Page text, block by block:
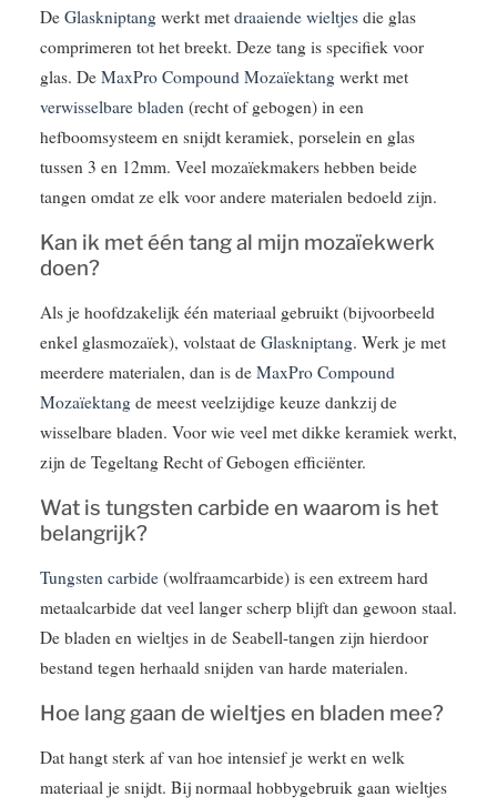
De Glaskniptang werkt met draaiende wieltjes die glas
comprimeren tot het breekt. Deze tang is specifiek voor
glas. De MaxPro Compound Mozaïektang werkt met
verwisselbare bladen (recht of gebogen) in een
hefboomsysteem en snijdt keramiek, porselein en glas
tussen 3 en 12mm. Veel mozaïekmakers hebben beide
tangen omdat ze elk voor andere materialen bedoeld zijn.
Kan ik met één tang al mijn mozaïekwerk
doen?
Als je hoofdzakelijk één materiaal gebruikt (bijvoorbeeld
enkel glasmozaïek), volstaat de Glaskniptang. Werk je met
meerdere materialen, dan is de MaxPro Compound
Mozaïektang de meest veelzijdige keuze dankzij de
wisselbare bladen. Voor wie veel met dikke keramiek werkt,
zijn de Tegeltang Recht of Gebogen efficiënter.
Wat is tungsten carbide en waarom is het
belangrijk?
Tungsten carbide (wolfraamcarbide) is een extreem hard
metaalcarbide dat veel langer scherp blijft dan gewoon staal.
De bladen en wieltjes in de Seabell-tangen zijn hierdoor
bestand tegen herhaald snijden van harde materialen.
Hoe lang gaan de wieltjes en bladen mee?
Dat hangt sterk af van hoe intensief je werkt en welk
materiaal je snijdt. Bij normaal hobbygebruik gaan wieltjes